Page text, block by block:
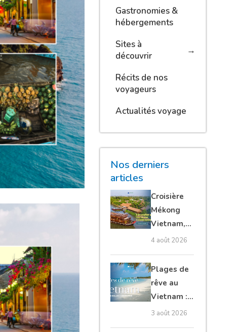
Gastronomies &
hébergements
Sites à
découvrir
Récits de nos
voyageurs
Actualités voyage
Nos derniers
articles
Croisière
Mékong
Vietnam,
Cambodge
guide
complet
4 août 2026
Plages de
rêve au
Vietnam :
les plus
3 août 2026